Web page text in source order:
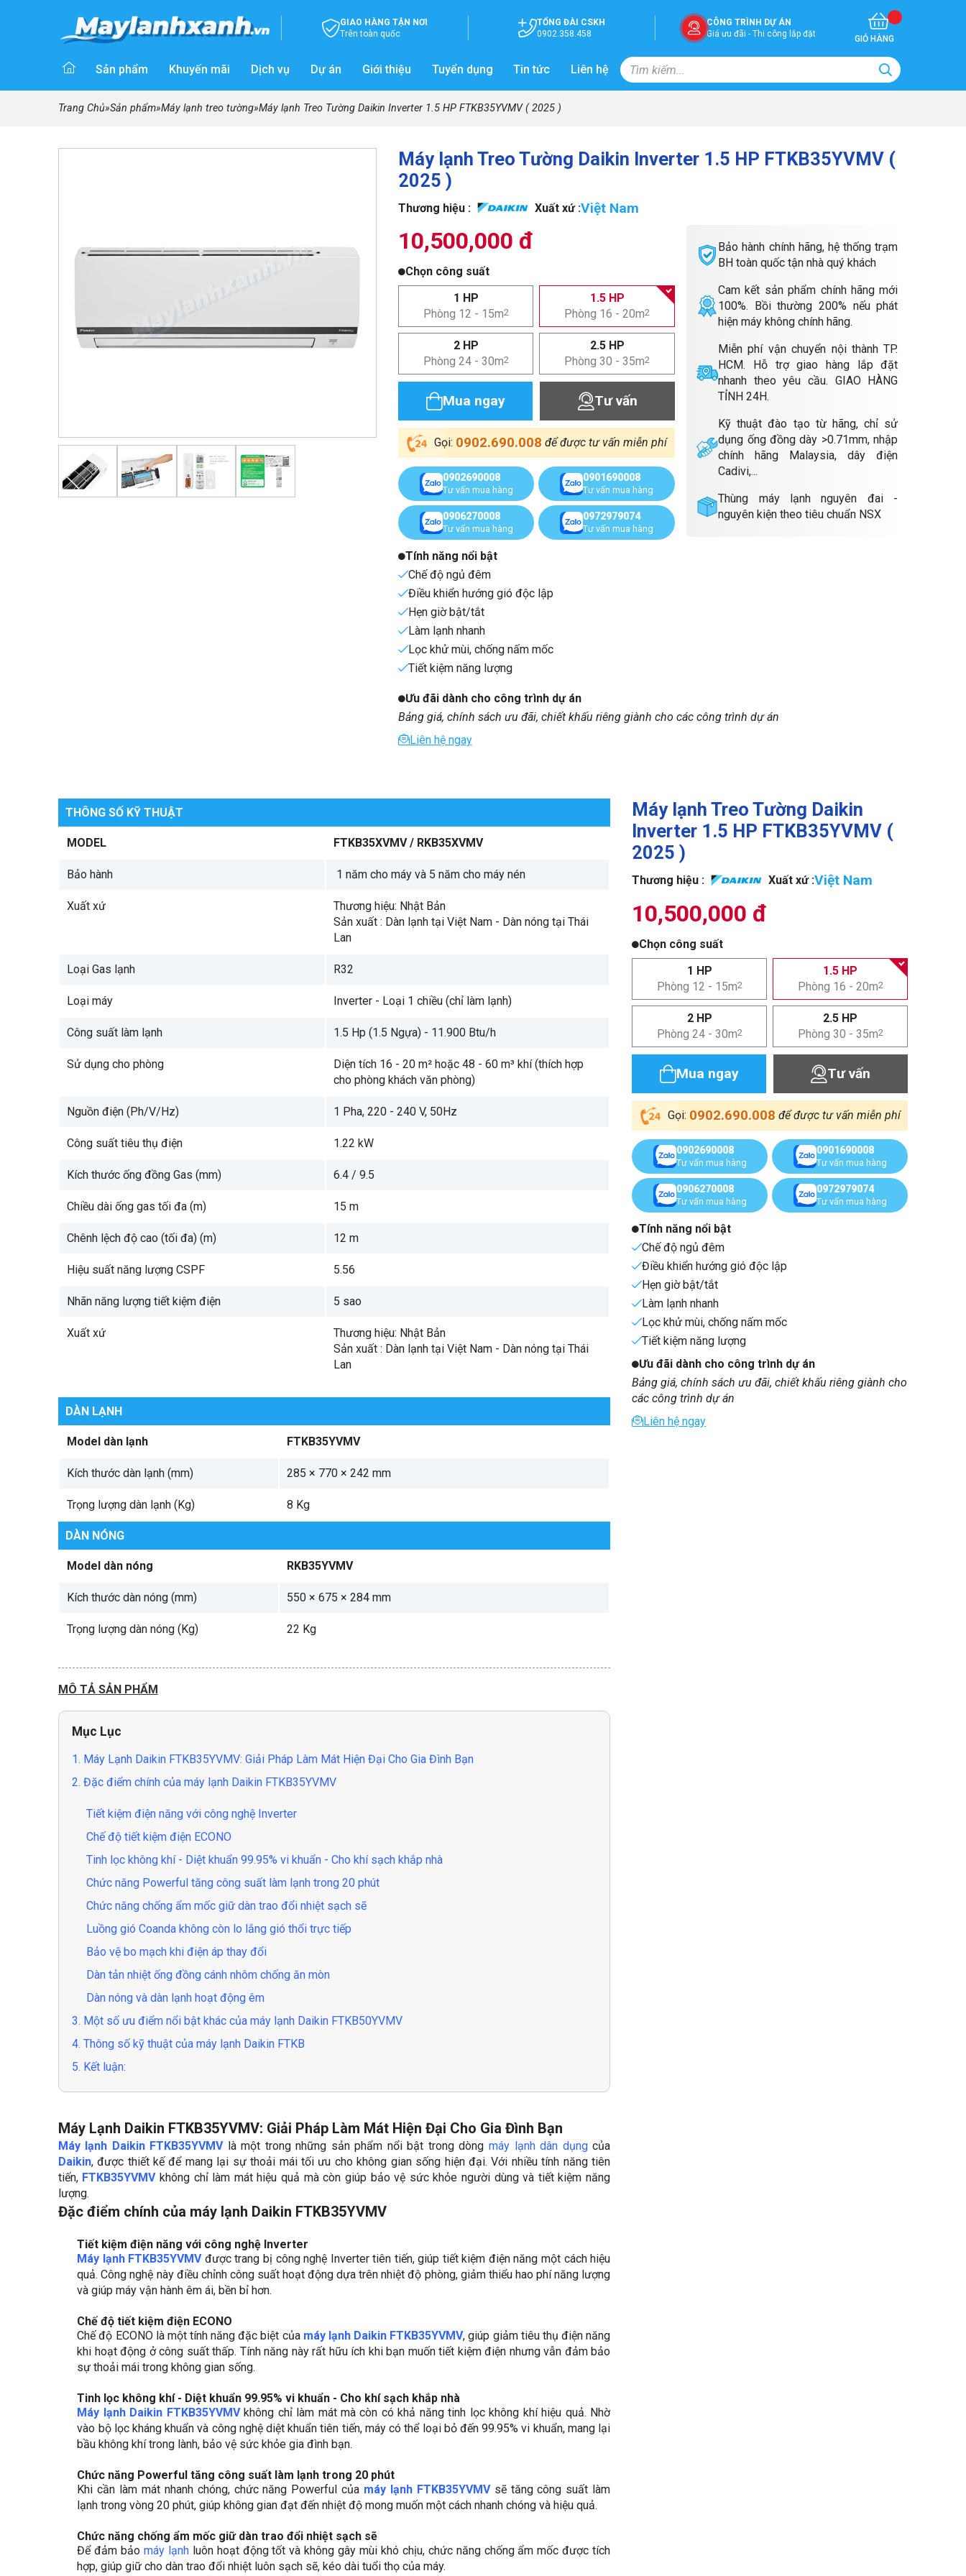
GIAO HÀNG TẬN NƠI
Trên toàn quốc
TỔNG ĐÀI CSKH
0902.358.458
CÔNG TRÌNH DỰ ÁN
Giá ưu đãi - Thi công lắp đặt
GIỎ HÀNG
Sản phẩm Khuyến mãi Dịch vụ Dự án Giới thiệu Tuyển dụng Tin tức Liên hệ
Trang Chủ»Sản phẩm»Máy lạnh treo tường»Máy lạnh Treo Tường Daikin Inverter 1.5 HP FTKB35YVMV ( 2025 )
Máy lạnh Treo Tường Daikin Inverter 1.5 HP FTKB35YVMV (
2025 )
Thương hiệu : Xuất xứ :Việt Nam
10,500,000 đ
Chọn công suất
1 HP
Phòng 12 - 15m2
1.5 HP
Phòng 16 - 20m2
2 HP
Phòng 24 - 30m2
2.5 HP
Phòng 30 - 35m2
Mua ngay Tư vấn
Gọi: 0902.690.008 để được tư vấn miễn phí
0902690008
Tư vấn mua hàng
0901690008
Tư vấn mua hàng
0906270008
Tư vấn mua hàng
0972979074
Tư vấn mua hàng
Tính năng nổi bật
Chế độ ngủ đêm
Điều khiển hướng gió độc lập
Hẹn giờ bật/tắt
Làm lạnh nhanh
Lọc khử mùi, chống nấm mốc
Tiết kiệm năng lượng
Bảo hành chính hãng, hệ thống trạm
BH toàn quốc tận nhà quý khách
Cam kết sản phẩm chính hãng mới
100%. Bồi thường 200% nếu phát
hiện máy không chính hãng.
Miễn phí vận chuyển nội thành TP.
HCM. Hỗ trợ giao hàng lắp đặt
nhanh theo yêu cầu. GIAO HÀNG
TỈNH 24H.
Kỹ thuật đào tạo từ hãng, chỉ sử
dụng ống đồng dày >0.71mm, nhập
chính hãng Malaysia, dây điện
Cadivi,...
Thùng máy lạnh nguyên đai -
nguyên kiện theo tiêu chuẩn NSX
Ưu đãi dành cho công trình dự án
Bảng giá, chính sách ưu đãi, chiết khấu riêng giành cho các công trình dự án
Liên hệ ngay
THÔNG SỐ KỸ THUẬT
MODEL FTKB35XVMV / RKB35XVMV
Bảo hành 1 năm cho máy và 5 năm cho máy nén
Xuất xứ
Thương hiệu: Nhật Bản
Sản xuất : Dàn lạnh tại Việt Nam - Dàn nóng tại Thái
Lan
Loại Gas lạnh R32
Loại máy Inverter - Loại 1 chiều (chỉ làm lạnh)
Công suất làm lạnh 1.5 Hp (1.5 Ngựa) - 11.900 Btu/h
Sử dụng cho phòng
Diện tích 16 - 20 m² hoặc 48 - 60 m³ khí (thích hợp
cho phòng khách văn phòng)
Nguồn điện (Ph/V/Hz) 1 Pha, 220 - 240 V, 50Hz
Công suất tiêu thụ điện 1.22 kW
Kích thước ống đồng Gas (mm) 6.4 / 9.5
Chiều dài ống gas tối đa (m) 15 m
Chênh lệch độ cao (tối đa) (m) 12 m
Hiệu suất năng lượng CSPF 5.56
Nhãn năng lượng tiết kiệm điện 5 sao
Xuất xứ
Thương hiệu: Nhật Bản
Sản xuất : Dàn lạnh tại Việt Nam - Dàn nóng tại Thái
Lan
DÀN LẠNH
Model dàn lạnh FTKB35YVMV
Kích thước dàn lạnh (mm) 285 × 770 × 242 mm
Trọng lượng dàn lạnh (Kg) 8 Kg
DÀN NÓNG
Model dàn nóng RKB35YVMV
Kích thước dàn nóng (mm) 550 × 675 × 284 mm
Trọng lượng dàn nóng (Kg) 22 Kg
MÔ TẢ SẢN PHẨM
Mục Lục
1. Máy Lạnh Daikin FTKB35YVMV: Giải Pháp Làm Mát Hiện Đại Cho Gia Đình Bạn
2. Đặc điểm chính của máy lạnh Daikin FTKB35YVMV
Tiết kiệm điện năng với công nghệ Inverter
Chế độ tiết kiệm điện ECONO
Tinh lọc không khí - Diệt khuẩn 99.95% vi khuẩn - Cho khí sạch khắp nhà
Chức năng Powerful tăng công suất làm lạnh trong 20 phút
Chức năng chống ẩm mốc giữ dàn trao đổi nhiệt sạch sẽ
Luồng gió Coanda không còn lo lắng gió thổi trực tiếp
Bảo vệ bo mạch khi điện áp thay đổi
Dàn tản nhiệt ống đồng cánh nhôm chống ăn mòn
Dàn nóng và dàn lạnh hoạt động êm
3. Một số ưu điểm nổi bật khác của máy lạnh Daikin FTKB50YVMV
4. Thông số kỹ thuật của máy lạnh Daikin FTKB
5. Kết luận:
Máy Lạnh Daikin FTKB35YVMV: Giải Pháp Làm Mát Hiện Đại Cho Gia Đình Bạn
Máy lạnh Daikin FTKB35YVMVlà một trong những sản phẩm nổi bật trong dòngmáy lạnh dân dụngcủa
Daikin, được thiết kế để mang lại sự thoải mái tối ưu cho không gian sống hiện đại. Với nhiều tính năng tiên
tiến, FTKB35YVMV không chỉ làm mát hiệu quả mà còn giúp bảo vệ sức khỏe người dùng và tiết kiệm năng
lượng.
Đặc điểm chính của máy lạnh Daikin FTKB35YVMV
Tiết kiệm điện năng với công nghệ Inverter
Máy lạnh FTKB35YVMV được trang bị công nghệ Inverter tiên tiến, giúp tiết kiệm điện năng một cách hiệu
quả. Công nghệ này điều chỉnh công suất hoạt động dựa trên nhiệt độ phòng, giảm thiểu hao phí năng lượng
và giúp máy vận hành êm ái, bền bỉ hơn.
Chế độ tiết kiệm điện ECONO
Chế độ ECONO là một tính năng đặc biệt của máy lạnh Daikin FTKB35YVMV, giúp giảm tiêu thụ điện năng
khi hoạt động ở công suất thấp. Tính năng này rất hữu ích khi bạn muốn tiết kiệm điện nhưng vẫn đảm bảo
sự thoải mái trong không gian sống.
Tinh lọc không khí - Diệt khuẩn 99.95% vi khuẩn - Cho khí sạch khắp nhà
Máy lạnh Daikin FTKB35YVMV không chỉ làm mát mà còn có khả năng tinh lọc không khí hiệu quả. Nhờ
vào bộ lọc kháng khuẩn và công nghệ diệt khuẩn tiên tiến, máy có thể loại bỏ đến 99.95% vi khuẩn, mang lại
bầu không khí trong lành, bảo vệ sức khỏe gia đình bạn.
Chức năng Powerful tăng công suất làm lạnh trong 20 phút
Khi cần làm mát nhanh chóng, chức năng Powerful của máy lạnh FTKB35YVMV sẽ tăng công suất làm
lạnh trong vòng 20 phút, giúp không gian đạt đến nhiệt độ mong muốn một cách nhanh chóng và hiệu quả.
Chức năng chống ẩm mốc giữ dàn trao đổi nhiệt sạch sẽ
Để đảm bảo máy lạnh luôn hoạt động tốt và không gây mùi khó chịu, chức năng chống ẩm mốc được tích
hợp, giúp giữ cho dàn trao đổi nhiệt luôn sạch sẽ, kéo dài tuổi thọ của máy.
Máy lạnh Treo Tường Daikin
Inverter 1.5 HP FTKB35YVMV (
2025 )
Thương hiệu : Xuất xứ :Việt Nam
10,500,000 đ
Chọn công suất
1 HP
Phòng 12 - 15m2
1.5 HP
Phòng 16 - 20m2
2 HP
Phòng 24 - 30m2
2.5 HP
Phòng 30 - 35m2
Mua ngay Tư vấn
Gọi: 0902.690.008 để được tư vấn miễn phí
0902690008
Tư vấn mua hàng
0901690008
Tư vấn mua hàng
0906270008
Tư vấn mua hàng
0972979074
Tư vấn mua hàng
Tính năng nổi bật
Chế độ ngủ đêm
Điều khiển hướng gió độc lập
Hẹn giờ bật/tắt
Làm lạnh nhanh
Lọc khử mùi, chống nấm mốc
Tiết kiệm năng lượng
Ưu đãi dành cho công trình dự án
Bảng giá, chính sách ưu đãi, chiết khấu riêng giành cho
các công trình dự án
Liên hệ ngay